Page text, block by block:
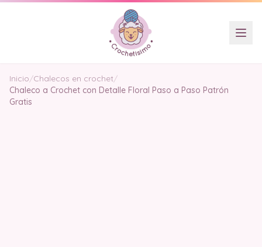
Inicio/Chalecos en crochet/
Chaleco a Crochet con Detalle Floral Paso a Paso Patrón
Gratis